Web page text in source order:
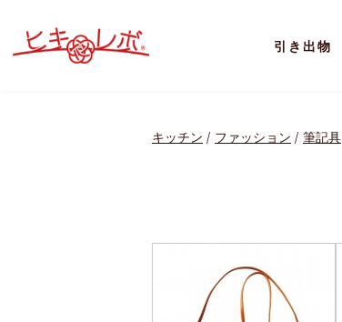
引き出物
キッチン ファッション 筆記具